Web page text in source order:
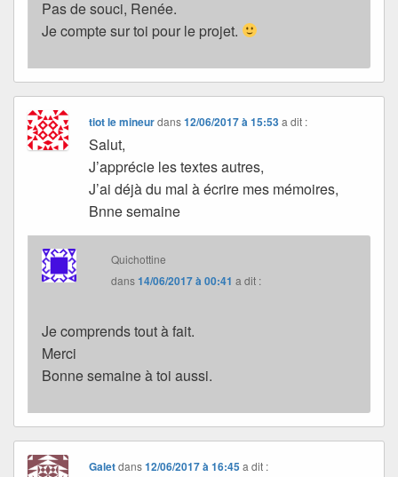
Pas de souci, Renée.
Je compte sur toi pour le projet.
tiot le mineurdans12/06/2017 à 15:53 a dit :
Salut,
J’apprécie les textes autres,
J’ai déjà du mal à écrire mes mémoires,
Bnne semaine
Quichottine
dans14/06/2017 à 00:41 a dit :
Je comprends tout à fait.
Merci
Bonne semaine à toi aussi.
Galetdans12/06/2017 à 16:45 a dit :